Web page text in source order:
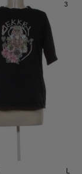
3
L